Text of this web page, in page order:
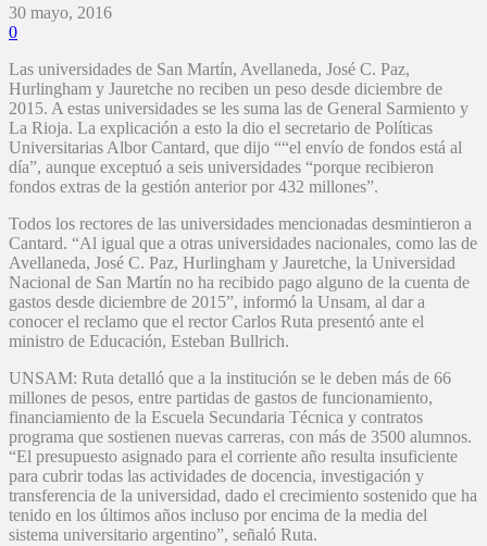
30 mayo, 2016
0
Las universidades de San Martín, Avellaneda, José C. Paz,
Hurlingham y Jauretche no reciben un peso desde diciembre de
2015. A estas universidades se les suma las de General Sarmiento y
La Rioja. La explicación a esto la dio el secretario de Políticas
Universitarias Albor Cantard, que dijo ““el envío de fondos está al
día”, aunque exceptuó a seis universidades “porque recibieron
fondos extras de la gestión anterior por 432 millones”.
Todos los rectores de las universidades mencionadas desmintieron a
Cantard. “Al igual que a otras universidades nacionales, como las de
Avellaneda, José C. Paz, Hurlingham y Jauretche, la Universidad
Nacional de San Martín no ha recibido pago alguno de la cuenta de
gastos desde diciembre de 2015”, informó la Unsam, al dar a
conocer el reclamo que el rector Carlos Ruta presentó ante el
ministro de Educación, Esteban Bullrich.
UNSAM: Ruta detalló que a la institución se le deben más de 66
millones de pesos, entre partidas de gastos de funcionamiento,
financiamiento de la Escuela Secundaria Técnica y contratos
programa que sostienen nuevas carreras, con más de 3500 alumnos.
“El presupuesto asignado para el corriente año resulta insuficiente
para cubrir todas las actividades de docencia, investigación y
transferencia de la universidad, dado el crecimiento sostenido que ha
tenido en los últimos años incluso por encima de la media del
sistema universitario argentino”, señaló Ruta.